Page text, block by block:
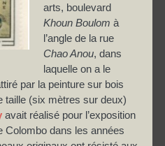
arts, boulevard
Khoun Boulom à
l’angle de la rue
Chao Anou, dans
laquelle on a le
par la peinture sur bois
taille (six mètres sur deux)
avait réalisé pour l’exposition
Colombo dans les années